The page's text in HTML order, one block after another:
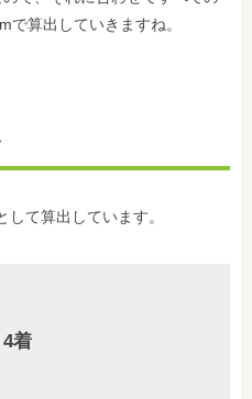
で算出していきますね。
て算出しています。
4着